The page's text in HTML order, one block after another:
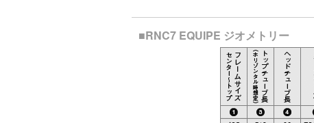
■RNC7 EQUIPE ジオメトリー